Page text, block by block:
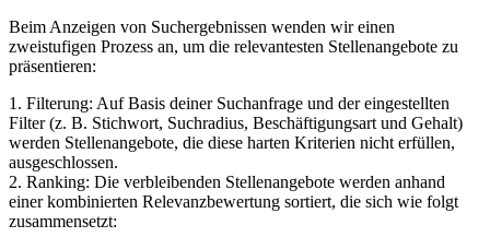
Beim Anzeigen von Suchergebnissen wenden wir einen
zweistufigen Prozess an, um die relevantesten Stellenangebote zu
präsentieren:
1. Filterung: Auf Basis deiner Suchanfrage und der eingestellten
Filter (z. B. Stichwort, Suchradius, Beschäftigungsart und Gehalt)
werden Stellenangebote, die diese harten Kriterien nicht erfüllen,
ausgeschlossen.
2. Ranking: Die verbleibenden Stellenangebote werden anhand
einer kombinierten Relevanzbewertung sortiert, die sich wie folgt
zusammensetzt: